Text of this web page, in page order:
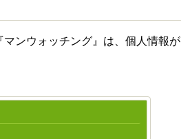
ンウォッチング』は、個人情報が